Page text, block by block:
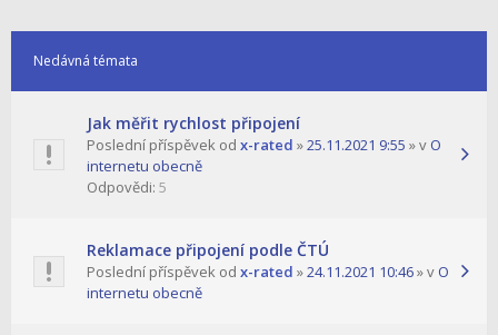
Nedávná témata
Jak měřit rychlost připojení
Poslední příspěvek od x-rated »25.11.2021 9:55 » v O
internetu obecně
Odpovědi: 5
Reklamace připojení podle ČTÚ
Poslední příspěvek od x-rated »24.11.2021 10:46» v O
internetu obecně